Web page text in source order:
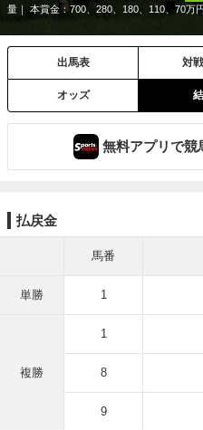
量
本賞金：700、280、180、110、70万
出馬表 対
オッズ
無料アプリで競
払戻金
馬番
単勝 1
複勝
1
8
9